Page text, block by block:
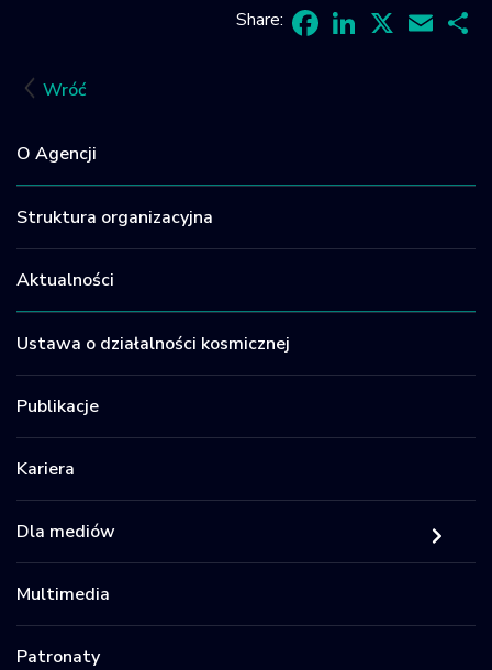
Wróć
O Agencji
Struktura organizacyjna
Aktualności
Ustawa o działalności kosmicznej
Publikacje
Kariera
Dla mediów
Multimedia
Patronaty
Share: